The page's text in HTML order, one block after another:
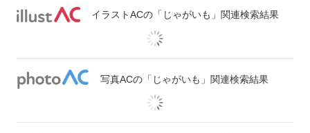
イラストACの「じゃがいも」関連検索結果
写真ACの「じゃがいも」関連検索結果